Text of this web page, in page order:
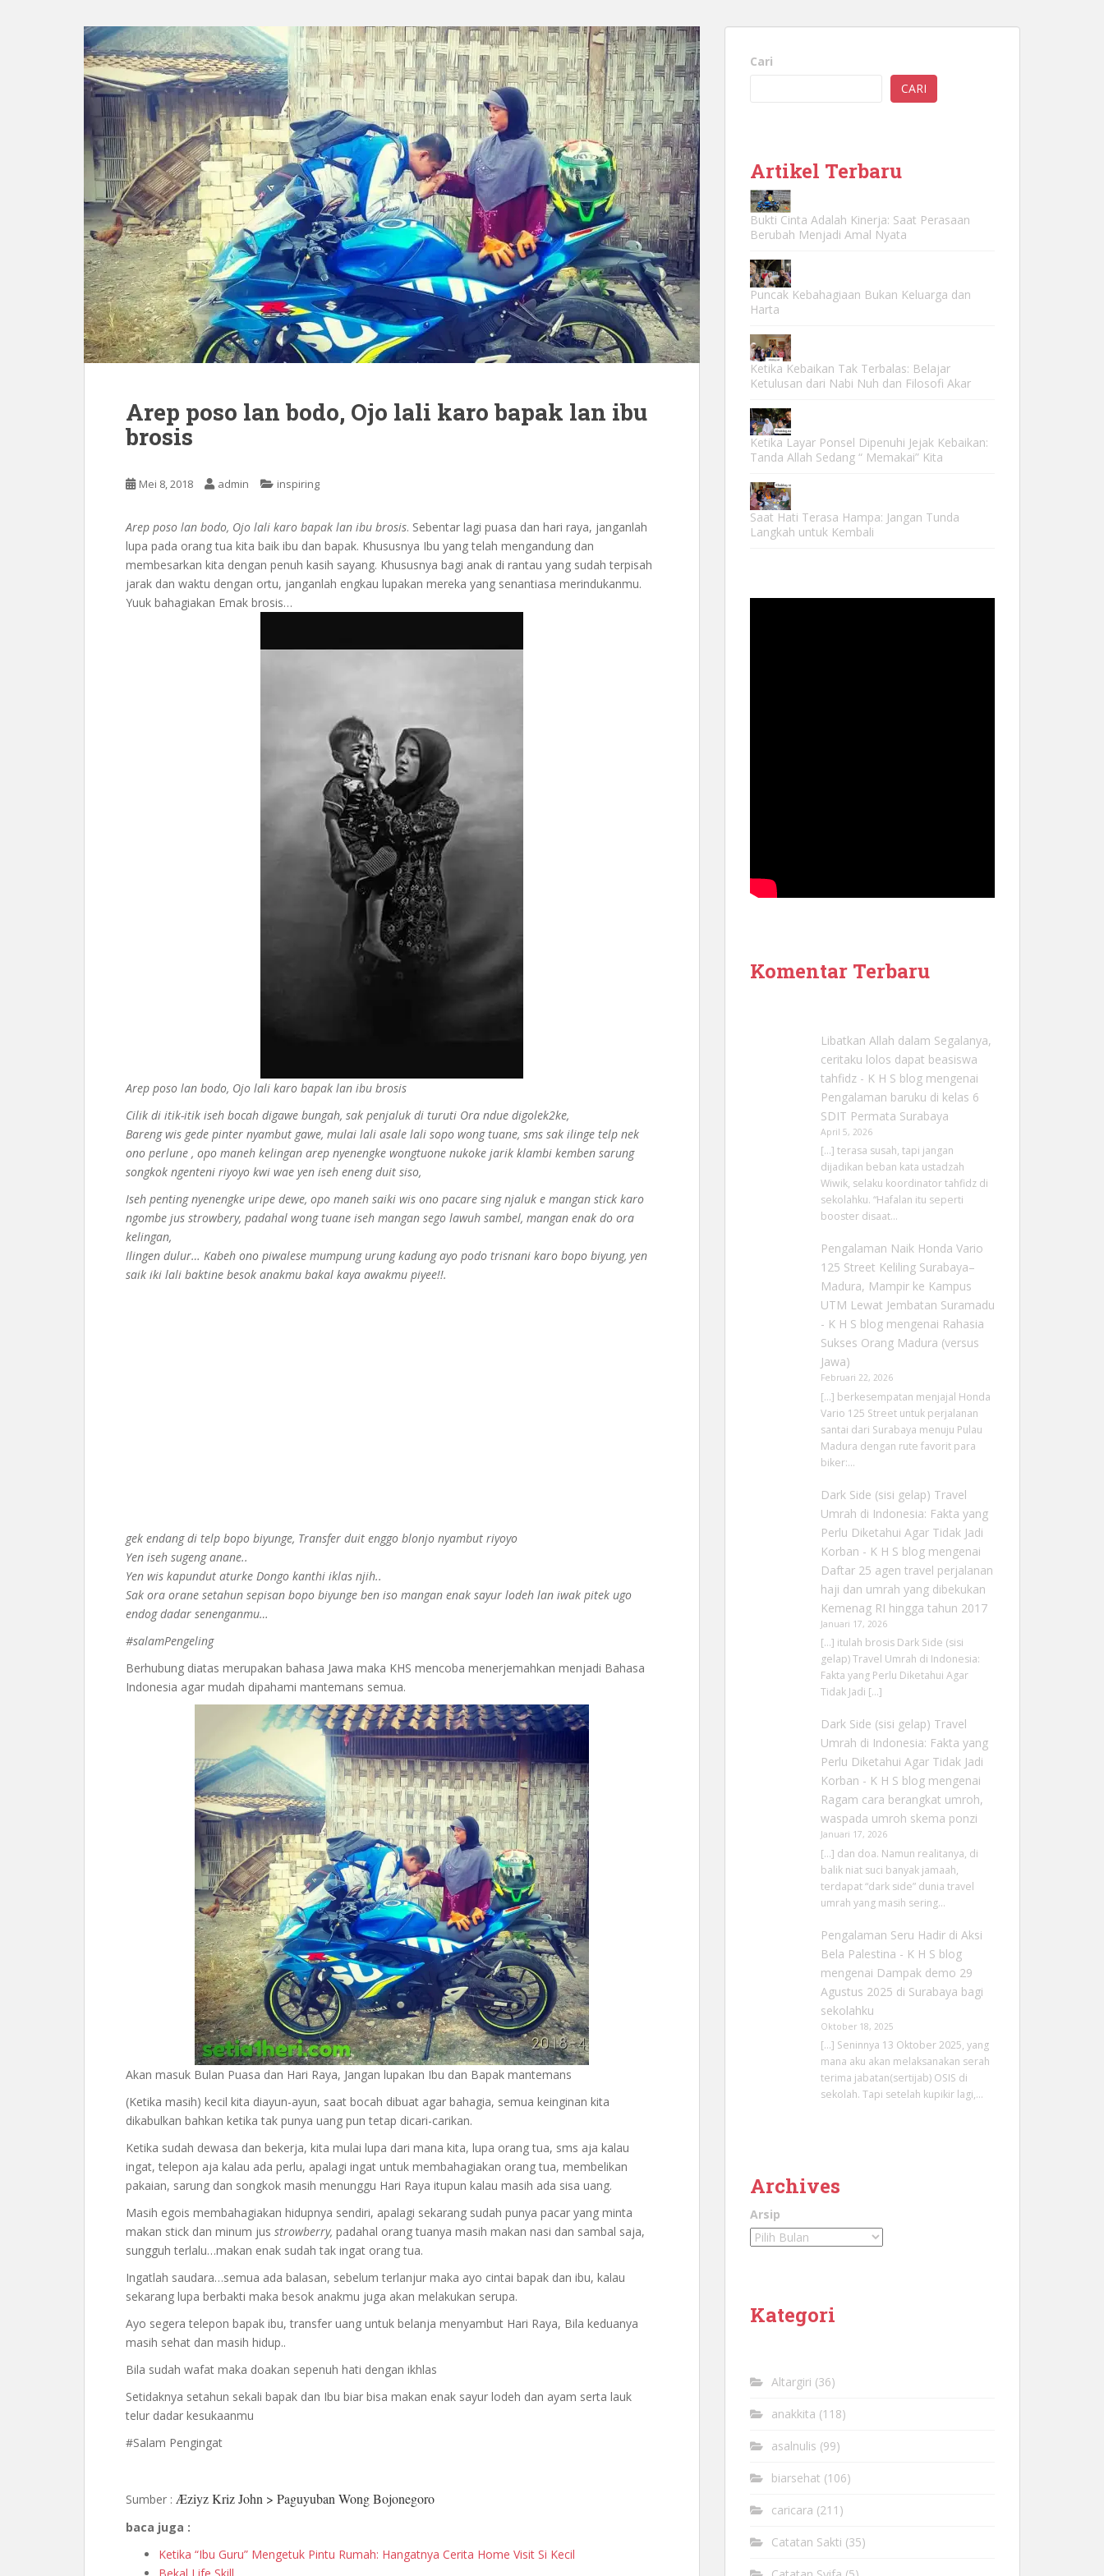
Arep poso lan bodo, Ojo lali karo bapak lan ibu
brosis
Mei 8, 2018 admin inspiring
Arep poso lan bodo, Ojo lali karo bapak lan ibu brosis. Sebentar lagi puasa dan hari raya, janganlah
lupa pada orang tua kita baik ibu dan bapak. Khususnya Ibu yang telah mengandung dan
membesarkan kita dengan penuh kasih sayang. Khususnya bagi anak di rantau yang sudah terpisah
jarak dan waktu dengan ortu, janganlah engkau lupakan mereka yang senantiasa merindukanmu.
Yuuk bahagiakan Emak brosis…
Arep poso lan bodo, Ojo lali karo bapak lan ibu brosis
Cilik di itik-itik iseh bocah digawe bungah, sak penjaluk di turuti Ora ndue digolek2ke,
Bareng wis gede pinter nyambut gawe, mulai lali asale lali sopo wong tuane, sms sak ilinge telp nek
ono perlune , opo maneh kelingan arep nyenengke wongtuone nukoke jarik klambi kemben sarung
songkok ngenteni riyoyo kwi wae yen iseh eneng duit siso,
Iseh penting nyenengke uripe dewe, opo maneh saiki wis ono pacare sing njaluk e mangan stick karo
ngombe jus strowbery, padahal wong tuane iseh mangan sego lawuh sambel, mangan enak do ora
kelingan,
Ilingen dulur… Kabeh ono piwalese mumpung urung kadung ayo podo trisnani karo bopo biyung, yen
saik iki lali baktine besok anakmu bakal kaya awakmu piyee!!.
gek endang di telp bopo biyunge, Transfer duit enggo blonjo nyambut riyoyo
Yen iseh sugeng anane..
Yen wis kapundut aturke Dongo kanthi iklas njih..
Sak ora orane setahun sepisan bopo biyunge ben iso mangan enak sayur lodeh lan iwak pitek ugo
endog dadar senenganmu…
#salamPengeling
Berhubung diatas merupakan bahasa Jawa maka KHS mencoba menerjemahkan menjadi Bahasa
Indonesia agar mudah dipahami mantemans semua.
Akan masuk Bulan Puasa dan Hari Raya, Jangan lupakan Ibu dan Bapak mantemans
(Ketika masih) kecil kita diayun-ayun, saat bocah dibuat agar bahagia, semua keinginan kita
dikabulkan bahkan ketika tak punya uang pun tetap dicari-carikan.
Ketika sudah dewasa dan bekerja, kita mulai lupa dari mana kita, lupa orang tua, sms aja kalau
ingat, telepon aja kalau ada perlu, apalagi ingat untuk membahagiakan orang tua, membelikan
pakaian, sarung dan songkok masih menunggu Hari Raya itupun kalau masih ada sisa uang.
Masih egois membahagiakan hidupnya sendiri, apalagi sekarang sudah punya pacar yang minta
makan stick dan minum jus strowberry, padahal orang tuanya masih makan nasi dan sambal saja,
sungguh terlalu…makan enak sudah tak ingat orang tua.
Ingatlah saudara…semua ada balasan, sebelum terlanjur maka ayo cintai bapak dan ibu, kalau
sekarang lupa berbakti maka besok anakmu juga akan melakukan serupa.
Ayo segera telepon bapak ibu, transfer uang untuk belanja menyambut Hari Raya, Bila keduanya
masih sehat dan masih hidup..
Bila sudah wafat maka doakan sepenuh hati dengan ikhlas
Setidaknya setahun sekali bapak dan Ibu biar bisa makan enak sayur lodeh dan ayam serta lauk
telur dadar kesukaanmu
#Salam Pengingat
Sumber : Æziyz Kriz John > ‎Paguyuban Wong Bojonegoro
baca juga :
Ketika “Ibu Guru” Mengetuk Pintu Rumah: Hangatnya Cerita Home Visit Si Kecil
Cari
CARI
Artikel Terbaru
Bukti Cinta Adalah Kinerja: Saat Perasaan
Berubah Menjadi Amal Nyata
Puncak Kebahagiaan Bukan Keluarga dan
Harta
Ketika Kebaikan Tak Terbalas: Belajar
Ketulusan dari Nabi Nuh dan Filosofi Akar
Ketika Layar Ponsel Dipenuhi Jejak Kebaikan:
Tanda Allah Sedang “ Memakai” Kita
Saat Hati Terasa Hampa: Jangan Tunda
Langkah untuk Kembali
Komentar Terbaru
Libatkan Allah dalam Segalanya,
ceritaku lolos dapat beasiswa
tahfidz - K H S blogmengenai
Pengalaman baruku di kelas 6
SDIT Permata Surabaya
April 5, 2026
[…] terasa susah, tapi jangan
dijadikan beban kata ustadzah
Wiwik, selaku koordinator tahfidz di
sekolahku. “Hafalan itu seperti
booster disaat…
Pengalaman Naik Honda Vario
125 Street Keliling Surabaya–
Madura, Mampir ke Kampus
UTM Lewat Jembatan Suramadu
- K H S blogmengenai Rahasia
Sukses Orang Madura (versus
Jawa)
Februari 22, 2026
[…] berkesempatan menjajal Honda
Vario 125 Street untuk perjalanan
santai dari Surabaya menuju Pulau
Madura dengan rute favorit para
biker:…
Dark Side (sisi gelap) Travel
Umrah di Indonesia: Fakta yang
Perlu Diketahui Agar Tidak Jadi
Korban - K H S blogmengenai
Daftar 25 agen travel perjalanan
haji dan umrah yang dibekukan
Kemenag RI hingga tahun 2017
Januari 17, 2026
[…] itulah brosis Dark Side (sisi
gelap) Travel Umrah di Indonesia:
Fakta yang Perlu Diketahui Agar
Tidak Jadi […]
Dark Side (sisi gelap) Travel
Umrah di Indonesia: Fakta yang
Perlu Diketahui Agar Tidak Jadi
Korban - K H S blogmengenai
Ragam cara berangkat umroh,
waspada umroh skema ponzi
Januari 17, 2026
[…] dan doa. Namun realitanya, di
balik niat suci banyak jamaah,
terdapat “dark side” dunia travel
umrah yang masih sering…
Pengalaman Seru Hadir di Aksi
Bela Palestina - K H S blog
mengenai Dampak demo 29
Agustus 2025 di Surabaya bagi
sekolahku
Oktober 18, 2025
[…] Seninnya 13 Oktober 2025, yang
mana aku akan melaksanakan serah
terima jabatan(sertijab) OSIS di
sekolah. Tapi setelah kupikir lagi,…
Archives
Arsip
Kategori
Altargiri (36)
anakkita (118)
asalnulis (99)
biarsehat (106)
caricara (211)
Catatan Sakti (35)